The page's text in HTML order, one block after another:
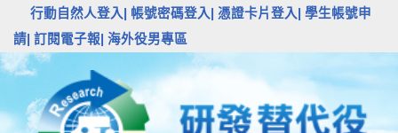
行動自然人登入| 帳號密碼登入| 憑證卡片登入|
學生帳號申
請| 訂閱電子報| 海外役男專區